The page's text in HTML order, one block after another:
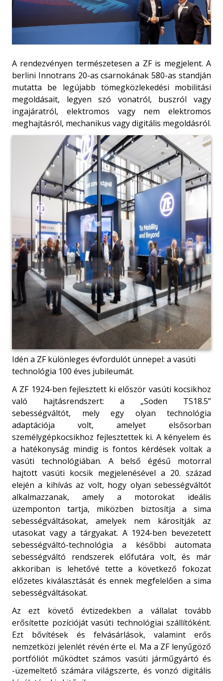
A rendezvényen természetesen a ZF is megjelent. A
berlini Innotrans 20-as csarnokának 580-as standján
mutatta be legújabb tömegközlekedési mobilitási
megoldásait, legyen szó vonatról, buszról vagy
ingajáratról, elektromos vagy nem elektromos
meghajtásról, mechanikus vagy digitális megoldásról.
Idén a ZF különleges évfordulót ünnepel: a vasúti
technológia 100 éves jubileumát.
A ZF 1924-ben fejlesztett ki először vasúti kocsikhoz
való hajtásrendszert: a „Soden TS18.5”
sebességváltót, mely egy olyan technológia
adaptációja volt, amelyet elsősorban
személygépkocsikhoz fejlesztettek ki. A kényelem és
a hatékonyság mindig is fontos kérdések voltak a
vasúti technológiában. A belső égésű motorral
hajtott vasúti kocsik megjelenésével a 20. század
elején a kihívás az volt, hogy olyan sebességváltót
alkalmazzanak, amely a motorokat ideális
üzemponton tartja, miközben biztosítja a sima
sebességváltásokat, amelyek nem károsítják az
utasokat vagy a tárgyakat. A 1924-ben bevezetett
sebességváltó-technológia a későbbi automata
sebességváltó rendszerek előfutára volt, és már
akkoriban is lehetővé tette a következő fokozat
előzetes kiválasztását és ennek megfelelően a sima
sebességváltásokat.
Az ezt követő évtizedekben a vállalat tovább
erősítette pozícióját vasúti technológiai szállítóként.
Ezt bővítések és felvásárlások, valamint erős
nemzetközi jelenlét révén érte el. Ma a ZF lenyűgöző
portfóliót működtet számos vasúti járműgyártó és
-üzemeltető számára világszerte, és vonzó digitális